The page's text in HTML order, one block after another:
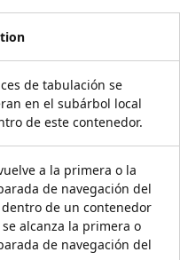
de tabulación se
en el subárbol local
de este contenedor.
a la primera o la
de navegación del
de un contenedor
alcanza la primera o
de navegación del